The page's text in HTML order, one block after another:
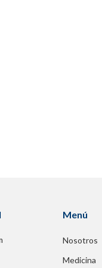
Menú
Nosotros
Medicina